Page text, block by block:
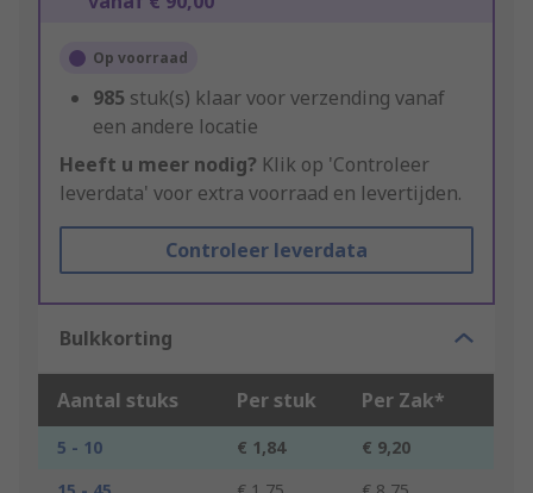
Op voorraad
985 stuk(s) klaar voor verzending vanaf
een andere locatie
Heeft u meer nodig? Klik op 'Controleer
leverdata' voor extra voorraad en levertijden.
Controleer leverdata
Bulkkorting
Aantal stuks Per stuk Per Zak*
5 - 10 € 1,84
€ 9,20